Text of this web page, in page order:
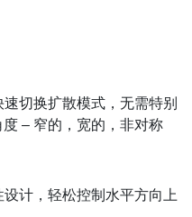
切换扩散模式，无需特别
– 窄的，宽的，非对称
计，轻松控制水平方向上